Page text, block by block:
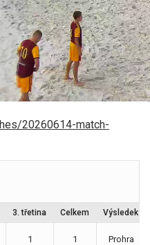
20260614-match-
3. třetina Celkem Výsledek
1 1 Prohra